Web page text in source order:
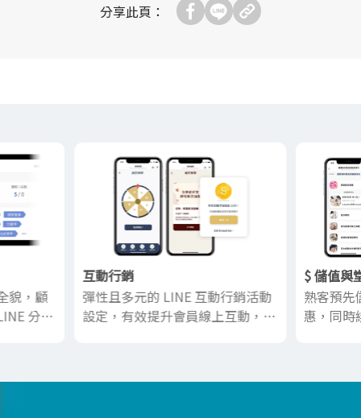
分享此頁：
貌，顧
分眾
互動行銷
彈性且多元的 LINE 互動行銷活動
設定，有效提升會員線上互動，進
$ 儲值與
熟客預先
惠，同時